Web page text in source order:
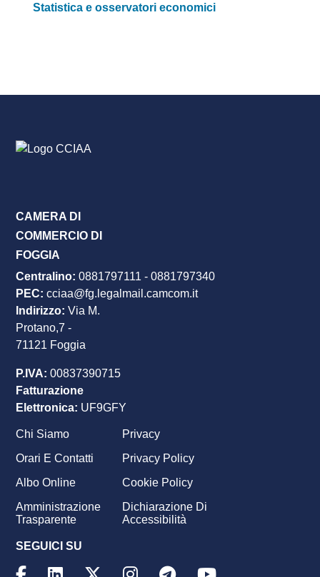
Statistica e osservatori economici
CAMERA DI
COMMERCIO DI
FOGGIA
Centralino: 0881797111 - 0881797340
PEC: cciaa@fg.legalmail.camcom.it
Indirizzo: Via M.
Protano,7 -
71121 Foggia
P.IVA: 00837390715
Fatturazione
Elettronica: UF9GFY
Footer
menu
Chi Siamo
Orari E Contatti
Albo Online
Amministrazione
Trasparente
Privacy
Privacy Policy
Cookie Policy
Dichiarazione Di
Accessibilità
SEGUICI SU